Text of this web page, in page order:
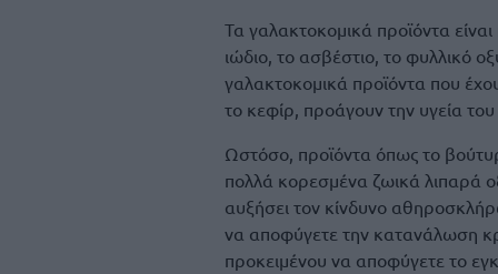
Τα γαλακτοκομικά προϊόντα
ιώδιο, το ασβέστιο, το φυλλικό
γαλακτοκομικά προϊόντα που
το κεφίρ, προάγουν την υγεία
Ωστόσο, προϊόντα όπως το
πολλά κορεσμένα ζωικά λιπαρά
αυξήσει τον κίνδυνο
να αποφύγετε την κατανάλωση
προκειμένου να αποφύγετε το